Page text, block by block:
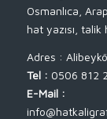
Osmanlıca,
hat yazısı, talik
Adres :
Tel : 0506 812
E-Mail :